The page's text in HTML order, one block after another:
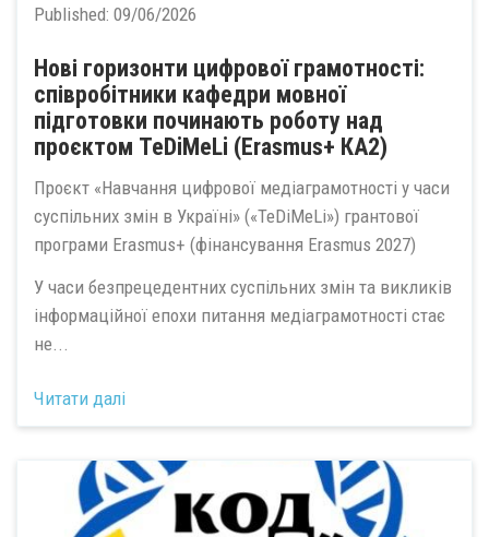
Published: 09/06/2026
Нові горизонти цифрової грамотності:
співробітники кафедри мовної
підготовки починають роботу над
проєктом TeDiMeLi (Erasmus+ КА2)
Проєкт «Навчання цифрової медіаграмотності у часи
суспільних змін в Україні» («TeDiMeLi») грантової
програми Erasmus+ (фінансування Erasmus 2027)
У часи безпрецедентних суспільних змін та викликів
інформаційної епохи питання медіаграмотності стає
не...
Читати далі